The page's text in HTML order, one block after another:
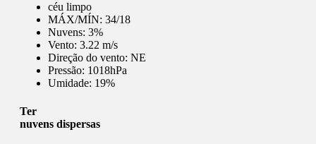
céu limpo
MÁX/MÍN: 34/18
Nuvens: 3%
Vento: 3.22 m/s
Direção do vento: NE
Pressão: 1018hPa
Umidade: 19%
Ter
nuvens dispersas